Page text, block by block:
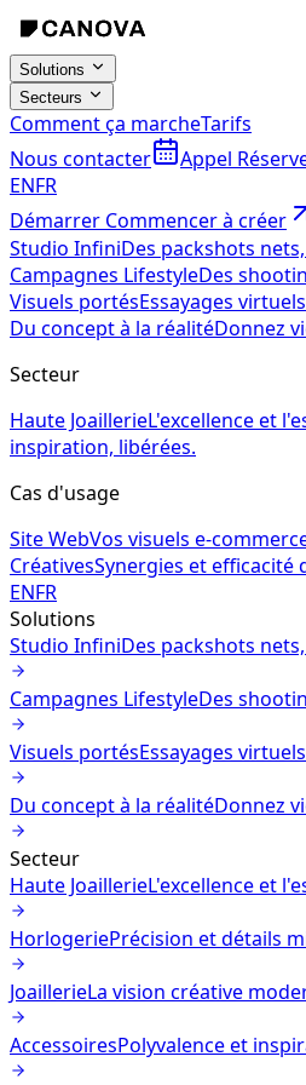
Solutions
Secteurs
Comment ça marcheTarifs
Nous contacter
Appel
ENFR
Démarrer Commencer à créer
Studio InfiniDes packshots
Campagnes LifestyleDes
Visuels portésEssayages
Du concept à la réalitéDonnez
Secteur
Haute JoaillerieL'excellence et
inspiration, libérées.
Cas d'usage
Site WebVos visuels e-
CréativesSynergies et efficacité
ENFR
Solutions
Studio InfiniDes packshots
Campagnes LifestyleDes
Visuels portésEssayages
Du concept à la réalitéDonnez
Secteur
Haute JoaillerieL'excellence et
HorlogeriePrécision et détails
JoaillerieLa vision créative
AccessoiresPolyvalence et